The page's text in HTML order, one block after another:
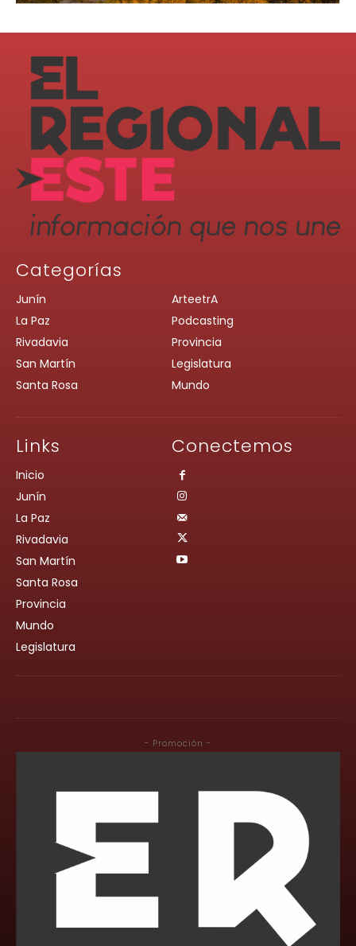
Categorías
Junín
La Paz
Rivadavia
San Martín
Santa Rosa
ArteetrA
Podcasting
Provincia
Legislatura
Mundo
Links
Inicio
Junín
La Paz
Rivadavia
San Martín
Santa Rosa
Provincia
Mundo
Legislatura
Conectemos
- Promoción -